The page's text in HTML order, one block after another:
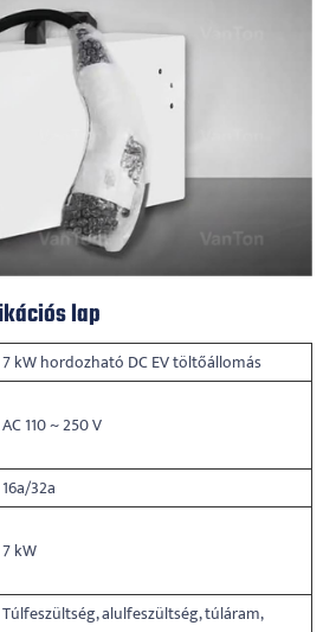
lap
7 kW hordozható DC EV töltőállomás
AC 110 ~ 250 V
16a/32a
7 kW
Túlfeszültség, alulfeszültség, túláram,